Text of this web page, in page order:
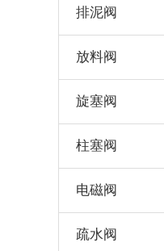
排泥阀
放料阀
旋塞阀
柱塞阀
电磁阀
疏水阀